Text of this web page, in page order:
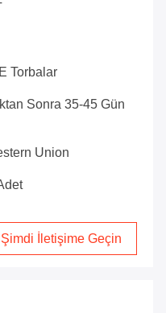
Torbalar
Sonra 35-45 Gün
Union
Şimdi İletişime Geçin